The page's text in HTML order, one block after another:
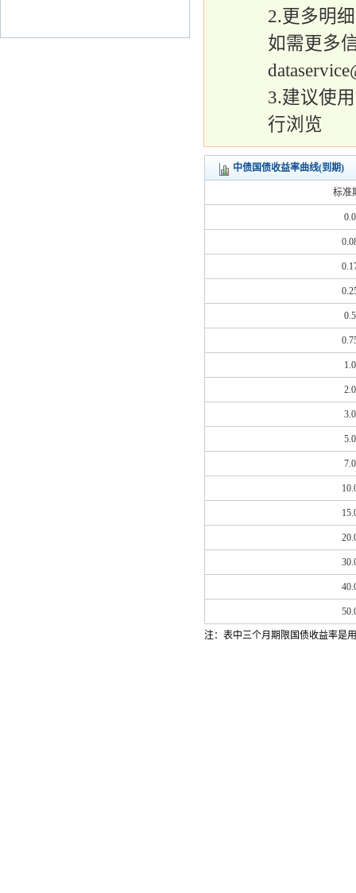
2.更多明
如需更多
3.建议使
行浏览
中债国债收益率曲线(到期)
标准
注：表中三个月期限国债收益率是